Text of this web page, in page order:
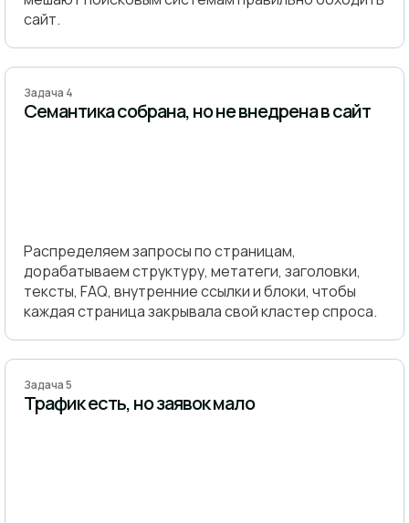
сайт.
Задача 4
Семантика собрана, но не внедрена в сайт
Распределяем запросы по страницам,
дорабатываем структуру, метатеги, заголовки,
тексты, FAQ, внутренние ссылки и блоки, чтобы
каждая страница закрывала свой кластер спроса.
Задача 5
Трафик есть, но заявок мало